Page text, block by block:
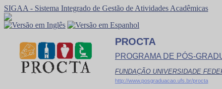
SIGAA - Sistema Integrado de Gestão de Atividades Acadêmicas
PROCTA
PROGRAMA DE PÓS-
FUNDAÇÃO UNIVERSIDADE
http://www.posgraduacao.ufs.br/procta